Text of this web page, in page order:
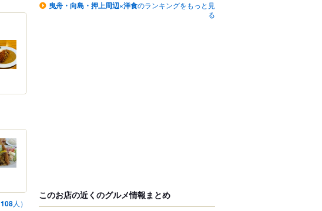
108人）
曳舟・向島・押上周辺×洋食のランキングをもっと見
る
このお店の近くのグルメ情報まとめ